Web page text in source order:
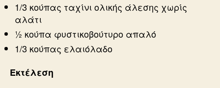
1/3 κούπας ταχίνι ολικής άλεσης χωρίς
αλάτι
½ κούπα φυστικοβούτυρο απαλό
1/3 κούπας ελαιόλαδο
Εκτέλεση